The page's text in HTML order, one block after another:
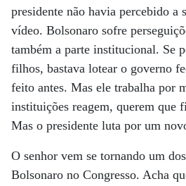
presidente não havia percebido a
vídeo. Bolsonaro sofre
também a parte institucional. Se
filhos, bastava lotear o governo
feito antes. Mas ele trabalha por
instituições reagem, querem que
Mas o presidente luta por um
O senhor vem se tornando um
Bolsonaro no Congresso. Acha